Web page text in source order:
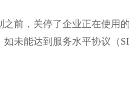
，关停了企业正在使用的
能达到服务水平协议（